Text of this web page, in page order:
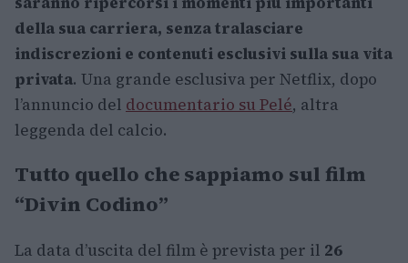
della sua carriera, senza tralasciare
indiscrezioni e contenuti esclusivi sulla sua vita
privata. Una grande esclusiva per Netflix, dopo
l’annuncio del documentario su Pelé, altra
leggenda del calcio.
Tutto quello che sappiamo sul film
“Divin Codino”
La data d’uscita del film è prevista per il 26